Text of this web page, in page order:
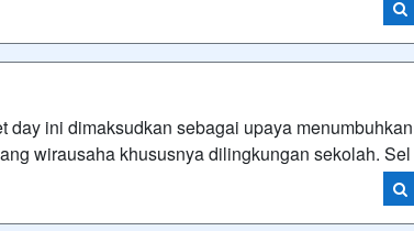
ini dimaksudkan sebagai upaya menumbuhkan
wirausaha khususnya dilingkungan sekolah. Sel